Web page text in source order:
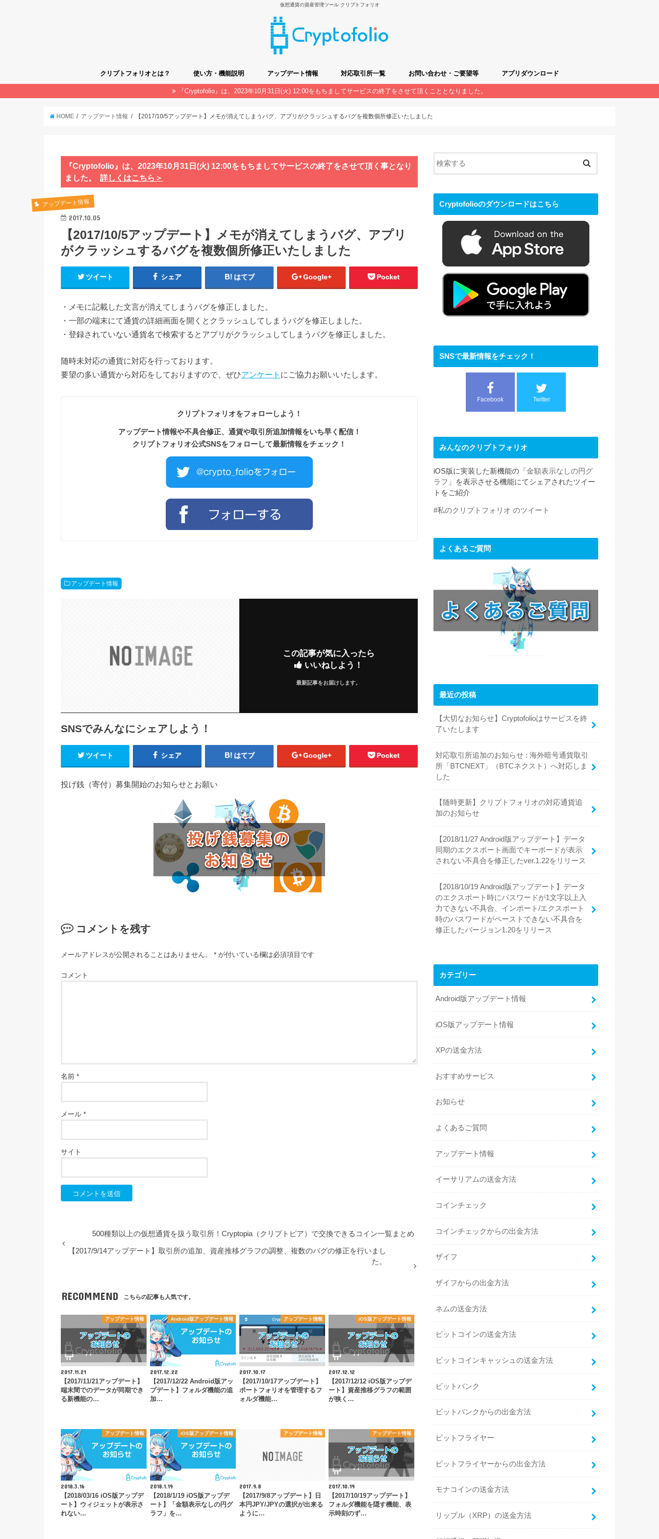
仮想通貨の資産管理ツール クリプトフォリオ
クリプトフォリオとは？ 使い方・機能説明
クリプトフォリオの基本的な使い方
使い方・機能説明
アップデート情報 対応取引所一覧 お問い合わせ・ご要望等
よくあるご質問
アンケート
通貨の追加希望フォーム
アプリダウンロード
『Cryptofolio』は、2023年10月31日(火) 12:00をもちましてサービスの終了をさせて頂くこととなりました。
HOME アップデート情報 【2017/10/5アップデート】メモが消えてしまうバグ、アプリがクラッシュするバグを複数個所修正いたしました
『Cryptofolio』は、2023年10月31日(火) 12:00をもちましてサービスの終了をさせて頂く事となり
ました。 詳しくはこちら＞
アップデート情報
2017.10.05
【2017/10/5アップデート】メモが消えてしまうバグ、アプリ
がクラッシュするバグを複数個所修正いたしました
ツイート シェア はてブ Google+ Pocket
・メモに記載した文言が消えてしまうバグを修正しました。
・一部の端末にて通貨の詳細画面を開くとクラッシュしてしまうバグを修正しました。
・登録されていない通貨名で検索するとアプリがクラッシュしてしまうバグを修正しました。
随時未対応の通貨に対応を行っております。
要望の多い通貨から対応をしておりますので、ぜひアンケート にご協力お願いいたします。
クリプトフォリオをフォローしよう！
アップデート情報や不具合修正、通貨や取引所追加情報をいち早く配信！
クリプトフォリオ公式SNSをフォローして最新情報をチェック！
アップデート情報
この記事が気に入ったら
いいねしよう！
最新記事をお届けします。
SNSでみんなにシェアしよう！
ツイート シェア はてブ Google+ Pocket
投げ銭（寄付）募集開始のお知らせとお願い
コメントを残す
メールアドレスが公開されることはありません。 * が付いている欄は必須項目です
コメント
名前 *
メール *
サイト
500種類以上の仮想通貨を扱う取引所！Cryptopia（クリプトピア）で交換できるコイン一覧まとめ
【2017/9/14アップデート】取引所の追加、資産推移グラフの調整、複数のバグの修正を行いまし
た。
RECOMMEND こちらの記事も人気です。
アップデート情報
2017.11.21
【2017/11/21アップデート】
端末間でのデータが同期でき
る新機能の…
Android版アップデート情報
2017.12.22
【2017/12/22 Android版アッ
プデート】フォルダ機能の追
加…
アップデート情報
2017.10.17
【2017/10/17アップデート】
ポートフォリオを管理するフ
ォルダ機能…
iOS版アップデート情報
2017.12.12
【2017/12/12 iOS版アップデ
ート】資産推移グラフの範囲
が狭く…
アップデート情報
2018.3.16
【2018/03/16 iOS版アップデ
ート】ウィジェットが表示さ
れない…
iOS版アップデート情報
2018.1.19
【2018/1/19 iOS版アップデ
ート】「金額表示なしの円グ
ラフ」を…
アップデート情報
2017.9.8
【2017/9/8アップデート】日
本円JPY/JPYの選択が出来る
ように…
アップデート情報
2017.10.19
【2017/10/19アップデート】
フォルダ機能を隠す機能、表
示時刻のず…
Cryptofolioのダウンロードはこちら
SNSで最新情報をチェック！
Facebook Twitter
みんなのクリプトフォリオ
iOS版に実装した新機能の「 金額表示なしの円グ
ラフ 」を表示させる機能にてシェアされたツイー
トをご紹介
#私のクリプトフォリオ のツイート
よくあるご質問
最近の投稿
【大切なお知らせ】Cryptofolioはサービスを終
了いたします
対応取引所追加のお知らせ : 海外暗号通貨取引
所「BTCNEXT」（BTCネクスト）へ対応しま
した
【随時更新】クリプトフォリオの対応通貨追
加のお知らせ
【2018/11/27 Android版アップデート】データ
同期のエクスポート画面でキーボードが表示
されない不具合を修正したver.1.22をリリース
【2018/10/19 Android版アップデート】データ
のエクスポート時にパスワードが1文字以上入
力できない不具合、インポート/エクスポート
時のパスワードがペーストできない不具合を
修正したバージョン1.20をリリース
カテゴリー
Android版アップデート情報
iOS版アップデート情報
XPの送金方法
おすすめサービス
お知らせ
よくあるご質問
アップデート情報
イーサリアムの送金方法
コインチェック
コインチェックからの出金方法
ザイフ
ザイフからの出金方法
ネムの送金方法
ビットコインの送金方法
ビットコインキャッシュの送金方法
ビットバンク
ビットバンクからの出金方法
ビットフライヤー
ビットフライヤーからの出金方法
モナコインの送金方法
リップル（XRP）の送金方法